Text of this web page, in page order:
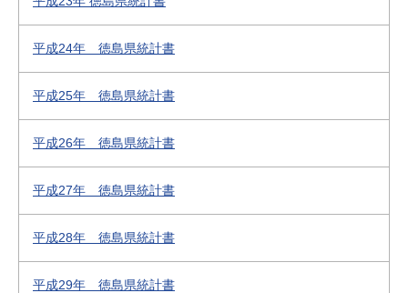
平成24年 徳島県統計書
平成25年 徳島県統計書
平成26年 徳島県統計書
平成27年 徳島県統計書
平成28年 徳島県統計書
平成29年 徳島県統計書